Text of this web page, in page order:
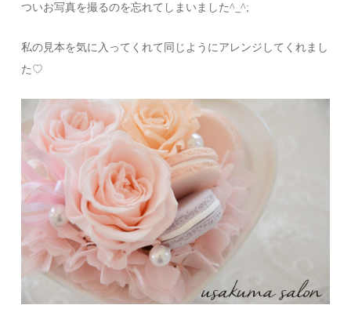
ついお写真を撮るのを忘れてしまいました^_^;
私の見本を気に入ってくれて同じようにアレンジしてくれまし
た♡